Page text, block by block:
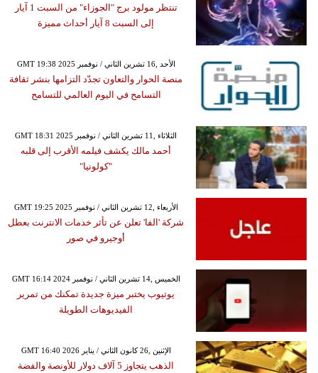
تنتظر مولود برج "الجوزاء" من السبت 1 آيار
إلى السبت 8 آيار أحداث مميزة
GMT 19:38 2025 الأحد ,16 تشرين الثاني / نوفمبر
منصة الحوار والتعاون تجدّد التزامها بنشر ثقافة
التسامح في اليوم العالمي للتسامح
GMT 18:31 2025 الثلاثاء ,11 تشرين الثاني / نوفمبر
أحمد مالك يكشف فيلمه الأقرب إلى قلبه
"كولونيا"
GMT 19:25 2025 الأربعاء ,12 تشرين الثاني / نوفمبر
شركة 'الفا' تعلن عن تأثر خدمات الانترنت بعطل
أوجيرو في صور
GMT 16:14 2024 الخميس ,14 تشرين الثاني / نوفمبر
يوتيوب يختبر ميزة جديدة تمكنك من تمرير
الفيديوهات الطويلة
GMT 16:40 2026 الإثنين ,26 كانون الثاني / يناير
الذهب يتجاوز 5 آلاف دولار للأونصة والفضة